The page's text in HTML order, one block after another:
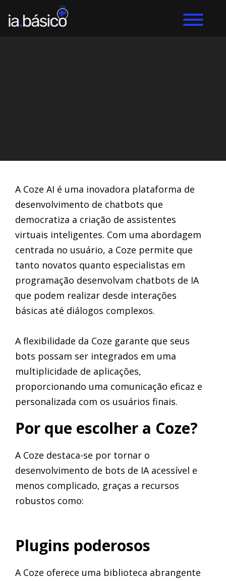
A Coze AI é uma inovadora plataforma de
desenvolvimento de chatbots que
democratiza a criação de assistentes
virtuais inteligentes. Com uma abordagem
centrada no usuário, a Coze permite que
tanto novatos quanto especialistas em
programação desenvolvam chatbots de IA
que podem realizar desde interações
básicas até diálogos complexos.
A flexibilidade da Coze garante que seus
bots possam ser integrados em uma
multiplicidade de aplicações,
proporcionando uma comunicação eficaz e
personalizada com os usuários finais.
Por que escolher a Coze?
A Coze destaca-se por tornar o
desenvolvimento de bots de IA acessível e
menos complicado, graças a recursos
robustos como:
Plugins poderosos
A Coze oferece uma biblioteca abrangente